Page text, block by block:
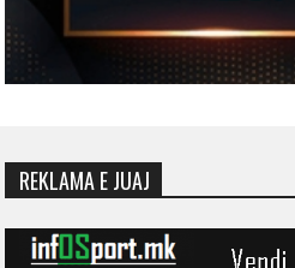
REKLAMA E JUAJ